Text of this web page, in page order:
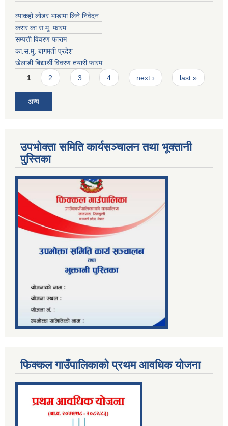
व्याकहो लोडर भाडामा लिने निवेदन
करार का.स.मू. फारम
सम्पत्ती विवरण फाराम
का.स.मु. बागमती प्रदेश
खेलाडी बिद्यार्थी विवरण तयारी फारम
Pages
1 2 3 4 next › last »
अन्य
उपभोक्ता समिति कार्यसञ्चालन तथा भूक्तानी
पु्स्तिका
फिक्कल गाउँपालिकाको प्रथम आवधिक योजना